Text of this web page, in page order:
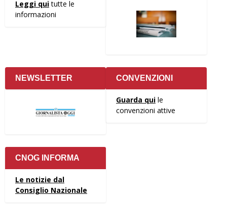
Leggi quitutte le
informazioni
NEWSLETTER CONVENZIONI
Guarda qui le
convenzioni attive
CNOG INFORMA
Le notizie dal
Consiglio Nazionale